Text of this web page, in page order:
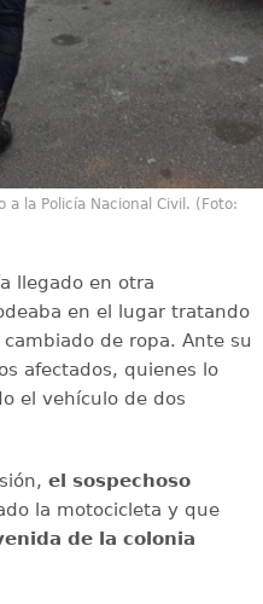
la Policía Nacional Civil. (Foto:
llegado en otra
en el lugar tratando
de ropa. Ante su
afectados, quienes lo
el vehículo de dos
el sospechoso
la motocicleta y que
de la colonia